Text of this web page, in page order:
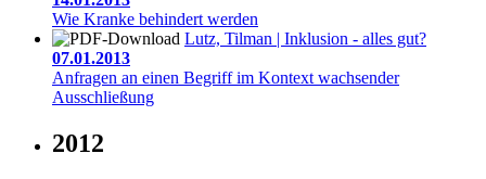
Wie Kranke behindert werden
Lutz, Tilman | Inklusion - alles gut?
07.01.2013
Anfragen an einen Begriff im Kontext wachsender
Ausschließung
2012